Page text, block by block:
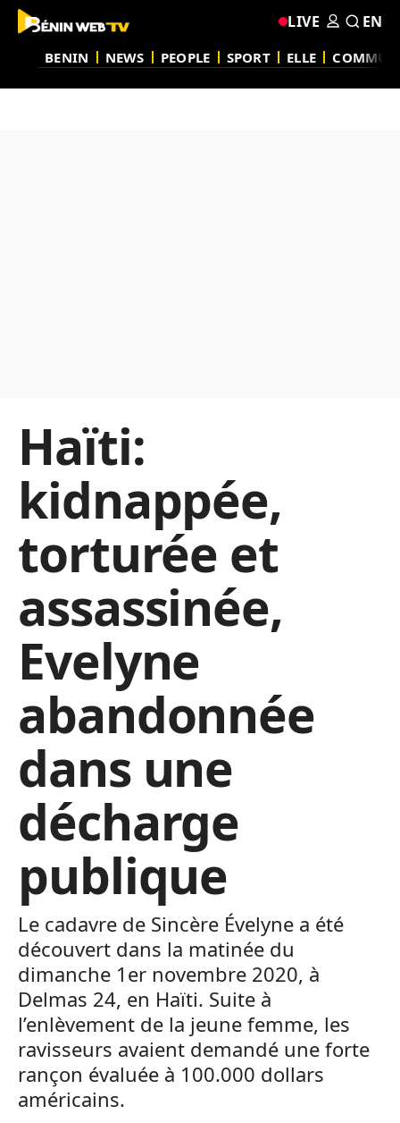
BENIN NEWS PEOPLE SPORT ELLE
LIVE EN
Haïti:
kidnappée,
torturée et
assassinée,
Evelyne
abandonnée
dans une
décharge
publique
Le cadavre de Sincère Évelyne a été
découvert dans la matinée du
dimanche 1er novembre 2020, à
Delmas 24, en Haïti. Suite à
l’enlèvement de la jeune femme, les
ravisseurs avaient demandé une forte
rançon évaluée à 100.000 dollars
américains.